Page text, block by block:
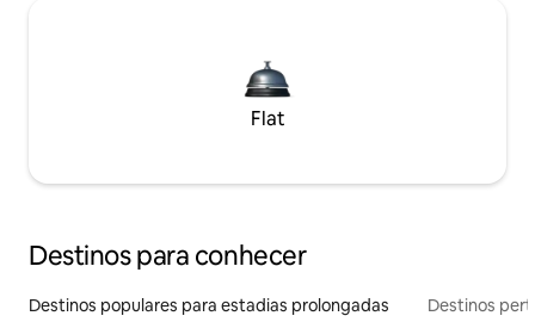
Flat
Destinos para conhecer
Destinos populares para estadias prolongadas Destinos